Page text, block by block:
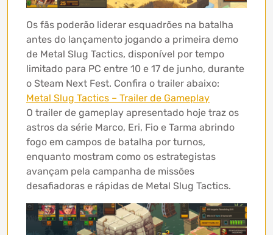
Os fãs poderão liderar esquadrões na batalha
antes do lançamento jogando a primeira demo
de Metal Slug Tactics, disponível por tempo
limitado para PC entre 10 e 17 de junho, durante
o Steam Next Fest. Confira o trailer abaixo:
Metal Slug Tactics – Trailer de Gameplay
O trailer de gameplay apresentado hoje traz os
astros da série Marco, Eri, Fio e Tarma abrindo
fogo em campos de batalha por turnos,
enquanto mostram como os estrategistas
avançam pela campanha de missões
desafiadoras e rápidas de Metal Slug Tactics.